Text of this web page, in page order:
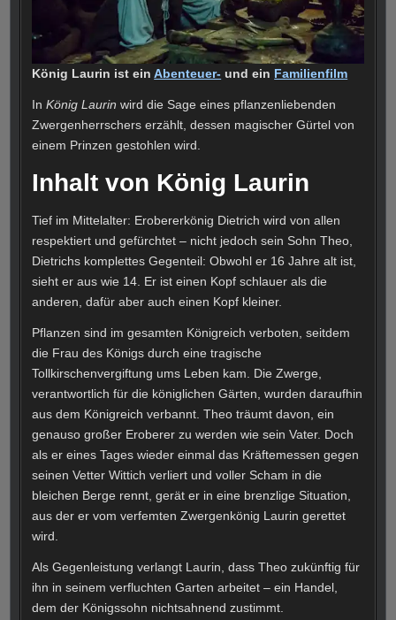
König Laurin ist einAbenteuer- und ein Familienfilm
InKönig Laurin wird die Sage eines pflanzenliebenden
Zwergenherrschers erzählt, dessen magischer Gürtel von
einem Prinzen gestohlen wird.
Inhalt von König Laurin
Tief im Mittelalter: Erobererkönig Dietrich wird von allen
respektiert und gefürchtet – nicht jedoch sein Sohn Theo,
Dietrichs komplettes Gegenteil: Obwohl er 16 Jahre alt ist,
sieht er aus wie 14. Er ist einen Kopf schlauer als die
anderen, dafür aber auch einen Kopf kleiner.
Pflanzen sind im gesamten Königreich verboten, seitdem
die Frau des Königs durch eine tragische
Tollkirschenvergiftung ums Leben kam. Die Zwerge,
verantwortlich für die königlichen Gärten, wurden daraufhin
aus dem Königreich verbannt. Theo träumt davon, ein
genauso großer Eroberer zu werden wie sein Vater. Doch
als er eines Tages wieder einmal das Kräftemessen gegen
seinen Vetter Wittich verliert und voller Scham in die
bleichen Berge rennt, gerät er in eine brenzlige Situation,
aus der er vom verfemten Zwergenkönig Laurin gerettet
wird.
Als Gegenleistung verlangt Laurin, dass Theo zukünftig für
ihn in seinem verfluchten Garten arbeitet – ein Handel,
dem der Königssohn nichtsahnend zustimmt.